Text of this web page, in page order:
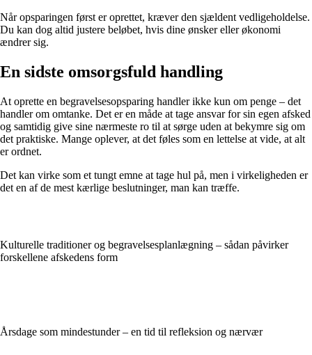
Når opsparingen først er oprettet, kræver den sjældent vedligeholdelse.
Du kan dog altid justere beløbet, hvis dine ønsker eller økonomi
ændrer sig.
En sidste omsorgsfuld handling
At oprette en begravelsesopsparing handler ikke kun om penge – det
handler om omtanke. Det er en måde at tage ansvar for sin egen afsked
og samtidig give sine nærmeste ro til at sørge uden at bekymre sig om
det praktiske. Mange oplever, at det føles som en lettelse at vide, at alt
er ordnet.
Det kan virke som et tungt emne at tage hul på, men i virkeligheden er
det en af de mest kærlige beslutninger, man kan træffe.
Kulturelle traditioner og begravelsesplanlægning – sådan påvirker
forskellene afskedens form
Årsdage som mindestunder – en tid til refleksion og nærvær